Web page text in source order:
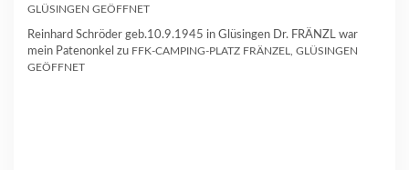
GLÜSINGEN GEÖFFNET
Reinhard Schröder geb.10.9.1945 in Glüsingen Dr. FRÄNZL war
mein Patenonkel zu FFK-CAMPING-PLATZ FRÄNZEL, GLÜSINGEN
GEÖFFNET